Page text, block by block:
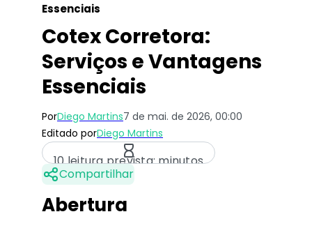
Essenciais
Cotex Corretora:
Serviços e Vantagens
Essenciais
PorDiego Martins7 de mai. de 2026, 00:00
Editado porDiego Martins
10 leitura prevista: minutos
Compartilhar
Abertura